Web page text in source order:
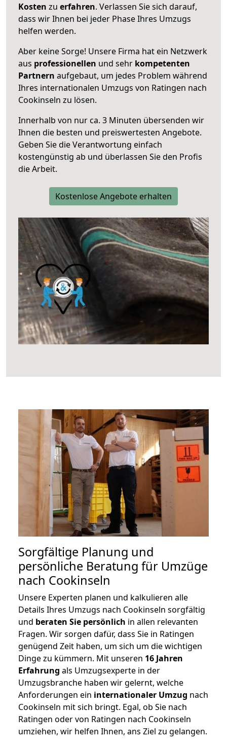
Kosten zu erfahren. Verlassen Sie sich darauf,
dass wir Ihnen bei jeder Phase Ihres Umzugs
helfen werden.
Aber keine Sorge! Unsere Firma hat ein Netzwerk
aus professionellen und sehr kompetenten
Partnern aufgebaut, um jedes Problem während
Ihres internationalen Umzugs von Ratingen nach
Cookinseln zu lösen.
Innerhalb von nur ca. 3 Minuten übersenden wir
Ihnen die besten und preiswertesten Angebote.
Geben Sie die Verantwortung einfach
kostengünstig ab und überlassen Sie den Profis
die Arbeit.
Kostenlose Angebote erhalten
Sorgfältige Planung und
persönliche Beratung für Umzüge
nach Cookinseln
Unsere Experten planen und kalkulieren alle
Details Ihres Umzugs nach Cookinseln sorgfältig
und beraten Sie persönlich in allen relevanten
Fragen. Wir sorgen dafür, dass Sie in Ratingen
genügend Zeit haben, um sich um die wichtigen
Dinge zu kümmern. Mit unseren 16 Jahren
Erfahrung als Umzugsexperte in der
Umzugsbranche haben wir gelernt, welche
Anforderungen ein internationaler Umzug nach
Cookinseln mit sich bringt. Egal, ob Sie nach
Ratingen oder von Ratingen nach Cookinseln
umziehen, wir helfen Ihnen, ans Ziel zu gelangen.